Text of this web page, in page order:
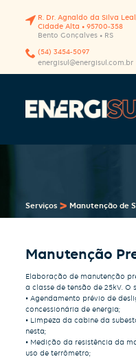
R. Dr. Agnaldo da Silva
Cidade Alta • 95700-358
Bento Gonçalves • RS
(54) 3454-5097
energisul@energisul.com.br
Serviços > Manutenção de
Manutenção
Elaboração de manutenção
a classe de tensão de 25kV.
• Agendamento prévio de
concessionária de energia;
• Limpeza da cabine da
nesta;
• Medição da resistência da
uso de terrômetro;